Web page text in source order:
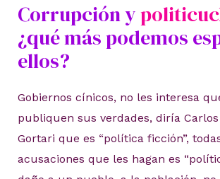
Corrupción y
¿qué más podemos
ellos?
Gobiernos cínicos, no les interesa
publiquen sus verdades, diría Carlos
Gortari que es “política ficción”,
acusaciones que les hagan es